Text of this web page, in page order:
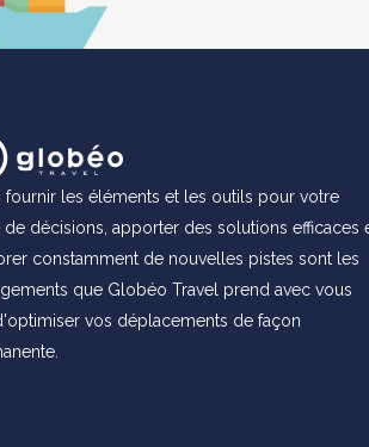
fournir les éléments et les outils pour votre
de décisions, apporter des solutions efficaces
constamment de nouvelles pistes sont les
que Globéo Travel prend avec vous
vos déplacements de façon